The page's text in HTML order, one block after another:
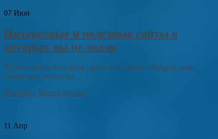
07 Июн
Интересные и полезные сайты о
которых вы не знали
Интересные и полезные сайты в интернете Добрый день,
уважаемые читатели!...
Интернет Читать дальше
11 Апр